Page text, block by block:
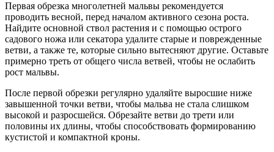
Первая обрезка многолетней мальвы рекомендуется
проводить весной, перед началом активного сезона роста.
Найдите основной ствол растения и с помощью острого
садового ножа или секатора удалите старые и поврежденные
ветви, а также те, которые сильно вытесняют другие. Оставьте
примерно треть от общего числа ветвей, чтобы не ослабить
рост мальвы.
После первой обрезки регулярно удаляйте выросшие ниже
завышенной точки ветви, чтобы мальва не стала слишком
высокой и разросшейся. Обрезайте ветви до трети или
половины их длины, чтобы способствовать формированию
кустистой и компактной кроны.